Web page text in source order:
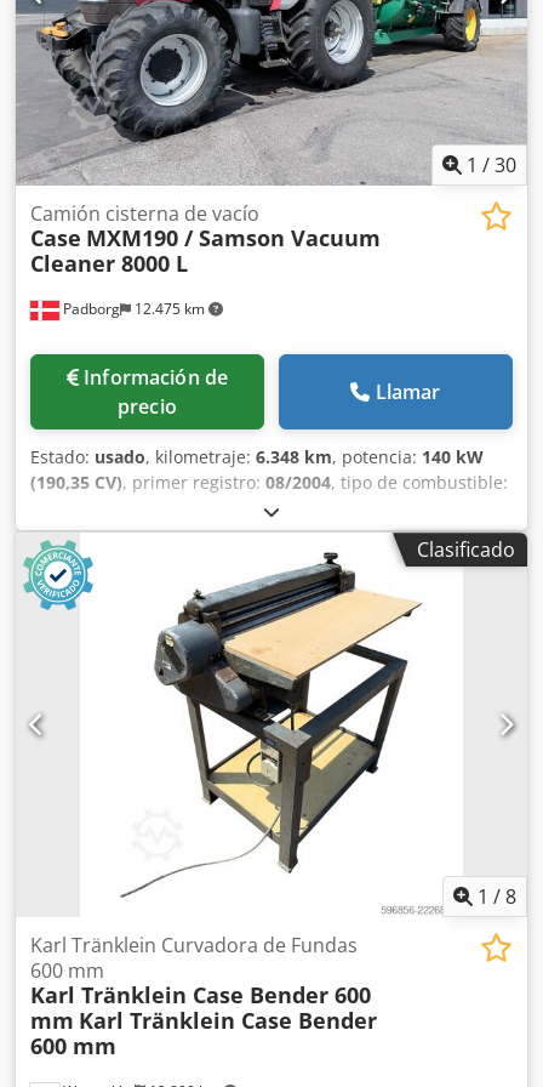
1 /30
Padborg 12.475 km
Camión cisterna de vacío
Case MXM190 / Samson Vacuum
Cleaner 8000 L
Información de
precio
Llamar
Estado: usado, kilometraje: 6.348 km, potencia: 140 kW
(190,35 CV), primer registro: 08/2004, tipo de combustible:
2004
MXM190 / Samson Cisterna de Vacío 8000 L Año: 2004
Dkedpeynq Dbjfx Ah Ier Condición: Buena Número de
serie: ACM231045 Ref. nº.: 8084 Fecha de matriculación:
CV: 190 Horas: 6348 Caja de cambios: Powershift total 19+6
Depósito de gasoil: 1 Capacidad del depósito: 400 L Radio:
? Asiento neumático: ? Frenos: Frenos de disco en baño de
aceite Tamaño de neumáticos: 600/65R25 + 650/75R38 -
520/70R34 Porcentaje de banda de rodadura restante: 60%
90% - 40% Caja de herramientas: ? Sistema hidráulico: ?
Fabricante de cisterna: Samson Capacidad de la cisterna:
8000 L Bomba de alta presión: 2 x HPP Caudal de alta
presión: 122 l/min - 130 bar Bomba de vacío: Samson
Clasificado
1 /8
Karl Tränklein Curvadora de Fundas
600 mm
Karl Tränklein Case Bender 600
mm Karl Tränklein Case Bender
600 mm